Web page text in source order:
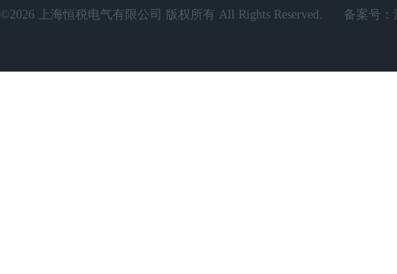
©2026 上海恒税电气有限公司 版权所有 All Rights Reserved. 备案号：